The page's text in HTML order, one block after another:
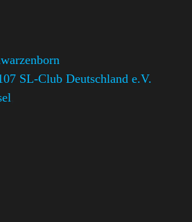
SL-Club Deutschland e.V.